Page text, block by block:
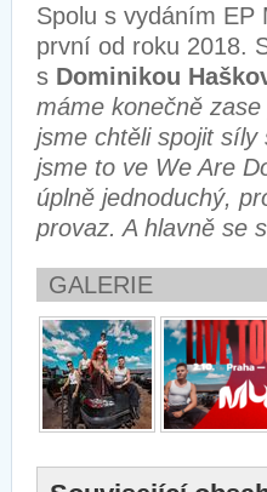
Spolu s vydáním EP
první od roku 2018.
s Dominikou
máme konečně
jsme chtěli spojit
jsme to ve We Are
úplně jednoduchý,
provaz. A hlavně se
GALERIE